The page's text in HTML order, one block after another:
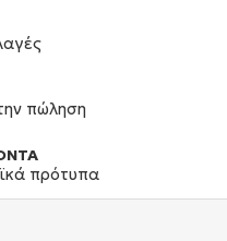
πώληση
πρότυπα